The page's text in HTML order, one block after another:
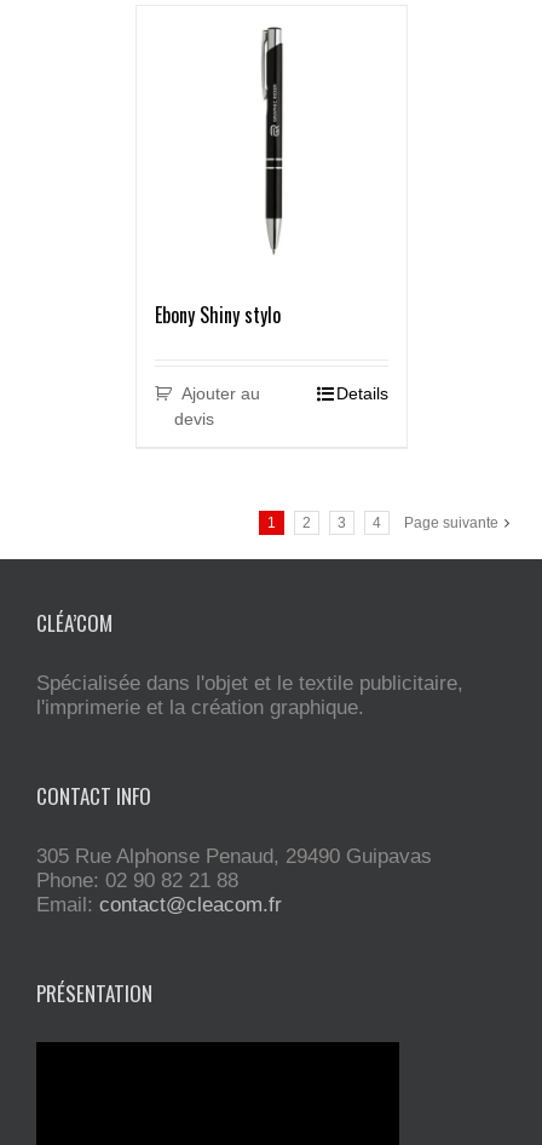
Ebony Shiny stylo
Ajouter au
devis
Details
1 2 3 4 Page suivante
CLÉA’COM
Spécialisée dans l'objet et le textile publicitaire,
l'imprimerie et la création graphique.
CONTACT INFO
305 Rue Alphonse Penaud, 29490 Guipavas
Phone: 02 90 82 21 88
Email: contact@cleacom.fr
PRÉSENTATION